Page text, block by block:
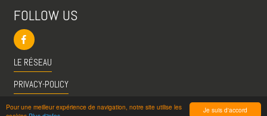
Je suis d'accord
Pour une meilleur expérience de navigation, notre site utilise les
FOLLOW US
LE RÉSEAU
PRIVACY-POLICY
CGU